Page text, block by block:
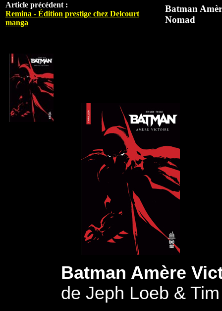
Article précédent :
Remina - Édition prestige chez Delcourt
manga
Batman
Nomad
Batman Amère
de Jeph Loeb &